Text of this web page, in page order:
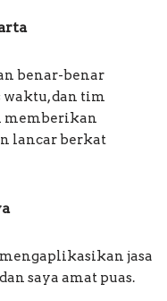
benar-benar
dan tim
memberikan
lancar berkat
jasa
saya amat puas.